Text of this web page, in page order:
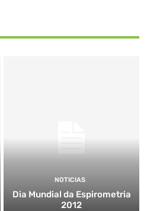
NOTICIAS
Dia Mundial da Espirometria
2012